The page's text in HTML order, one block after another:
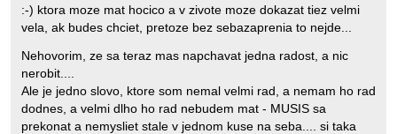
:-) ktora moze mat hocico a v zivote moze dokazat tiez velmi
vela, ak budes chciet, pretoze bez sebazaprenia to nejde...
Nehovorim, ze sa teraz mas napchavat jedna radost, a nic
nerobit....
Ale je jedno slovo, ktore som nemal velmi rad, a nemam ho rad
dodnes, a velmi dlho ho rad nebudem mat - MUSIS sa
prekonat a nemysliet stale v jednom kuse na seba.... si taka